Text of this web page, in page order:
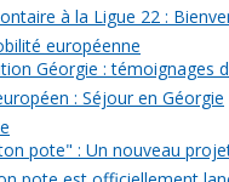
à la Ligue 22 :
européenne
Géorgie : témoignages
: Séjour en Géorgie
pote" : Un nouveau